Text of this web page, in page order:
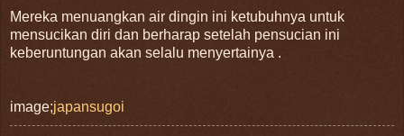
Mereka menuangkan air dingin ini ketubuhnya untuk
mensucikan diri dan berharap setelah pensucian ini
keberuntungan akan selalu menyertainya .
image;japansugoi